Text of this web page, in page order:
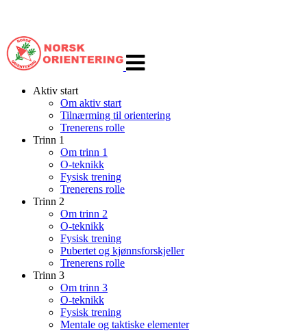
navigasjon
Aktiv start
Om aktiv start
Tilnærming til orientering
Trenerens rolle
Trinn 1
Om trinn 1
O-teknikk
Fysisk trening
Trenerens rolle
Trinn 2
Om trinn 2
O-teknikk
Fysisk trening
Pubertet og kjønnsforskjeller
Trenerens rolle
Trinn 3
Om trinn 3
O-teknikk
Fysisk trening
Mentale og taktiske elementer